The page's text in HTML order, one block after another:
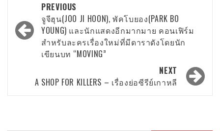
navigation
PREVIOUS
จูจีฮุน(JOO JI HOON), พัคโบยอง(PARK BO
YOUNG) และนักแสดงอีกมากมาย คอนเฟิร์ม
สำหรับละครเรื่องใหม่ที่มีดาราดังโดยนัก
เขียนบท “MOVING”
NEXT
A SHOP FOR KILLERS – เรื่องย่อซีรีย์เกาหลี